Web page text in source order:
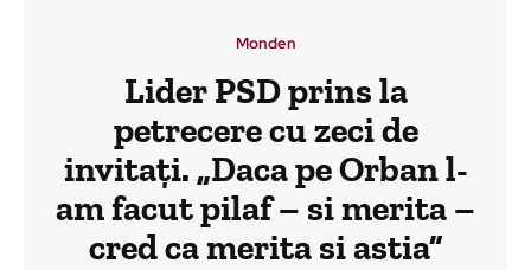
Monden
Lider PSD prins la
petrecere cu zeci de
invitați. „Daca pe Orban l-
am facut pilaf – si merita –
cred ca merita si astia”